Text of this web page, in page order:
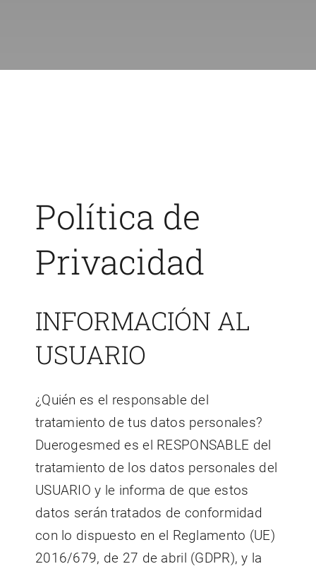
Política de
Privacidad
INFORMACIÓN AL
USUARIO
¿Quién es el responsable del
tratamiento de tus datos personales?
Duerogesmed es el RESPONSABLE del
tratamiento de los datos personales del
USUARIO y le informa de que estos
datos serán tratados de conformidad
con lo dispuesto en el Reglamento (UE)
2016/679, de 27 de abril (GDPR), y la